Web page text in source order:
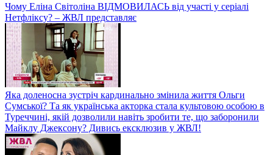
Чому Еліна Світоліна ВІДМОВИЛАСЬ від участі у серіалі
Нетфліксу? – ЖВЛ представляє
Яка доленосна зустріч кардинально змінила життя Ольги
Сумської? Та як українська акторка стала культовою особою в
Туреччині, якій дозволили навіть зробити те, що заборонили
Майклу Джексону? Дивись ексклюзив у ЖВЛ!